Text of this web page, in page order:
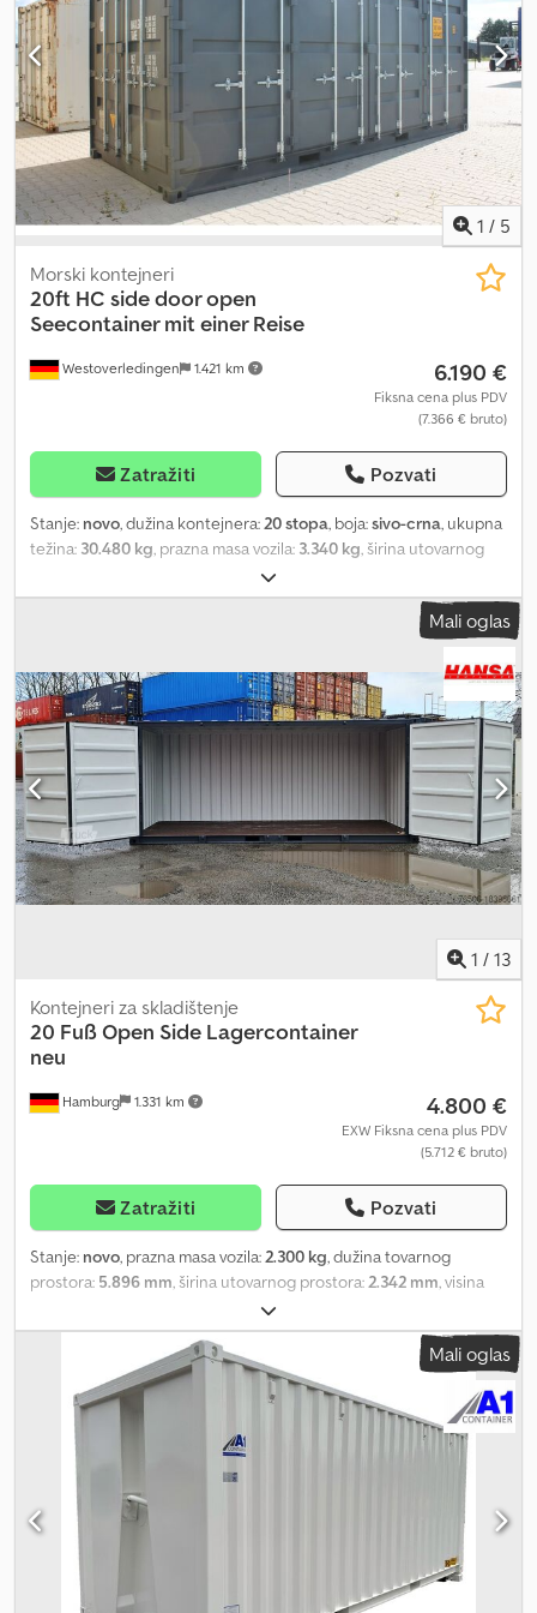
Dimenzije otvora male dvokrilne vrata: Š x V, približno 2,20 m x 2,14
m Dimenzije otvora duže strane: Š x V, približno 5,80 m x 2,14 m
Sopstvena težina: približno 3060 kg, maksimalna nosivost: 27420
kg Izvedba sa džepovima za viljuškar i pocinkovanim šipkama za
zaključavanje. Izgled: „look box“, pod od drveta, unutrašnja boja:
siva Može se slagati do 8 komada, spoljašnja boja: RAL: 7024,
grafitno siva. Cena po dogovoru, uključujući utovar u D-26810
Vestoverledingen. Za upite, molimo da navedete naziv firme i, ako
je potrebno, adresu za isporuku, nakon čega ćemo poslati
1 / 5
Westoverledingen 1.421 km
Morski kontejneri
20ft HC side door open
Seecontainer mit einer Reise
6.190 €
Fiksna cena plus PDV
(7.366 € bruto)
Zatražiti Pozvati
Stanje: novo, dužina kontejnera:20 stopa, boja:sivo-crna, ukupna
težina: 30.480 kg, prazna masa vozila: 3.340 kg, širina utovarnog
, dužina tovarnog prostora:
tovarnog prostora:2.900 mm, 20 ft. HC kontejner sa bočnim
vratima, kao nov, korišćen za jedno pomorsko putovanje. Zbog
ogrebotine. Jedna kratka i jedna duga strana su otvarajuće.
Spoljašnje dimenzije: približno D x Š x V 6,06 m x 2,44 m x 2,90 m
Unutrašnje dimenzije: približno D x Š x V 5,89 m x 2,28 m x 2,69 m
Dimenzije otvora malih dvokrilnih vrata Š x V približno 2,20 m x 2,14
m Otvor duže strane Š x V približno 5,80 m x 2,14 m Prazna masa
cca 3170 kg, nosivost: 27310 kg Izvedba sa džepovima za viljuškar i
pocinkovanim sigurnosnim šipkama, look box, drveni pod,
unutrašnja boja: siva Može se slagati do 8 nivoa, spoljašnja boja:
RAL 7024 grafitno siva Kupoprodajna cena franko utovar D-26810
Westoverledingen. Cjdpfeiltw Uox Aaxjrf Kod upita molimo da
Mali oglas
1 / 13
Hamburg 1.331 km
Kontejneri za skladištenje
20 Fuß Open Side Lagercontainer
neu
4.800 €
EXW Fiksna cena plus PDV
(5.712 € bruto)
Zatražiti Pozvati
Stanje: novo, prazna masa vozila: 2.300 kg, dužina tovarnog
prostora: 5.896 mm , širina utovarnog prostora: 2.342 mm , visina
, zapremina tovarnog prostora:
m³, ukupna dužina:6.058 mm, ukupna širina:2.438 mm, ukupna
, boja: sivo-crna 2025, dužina
kontejnera:20 stopa, širina otvora vrata:5.498 mm
2.297 mm , unutrašnja visina: 2.397 mm, unutrašnja dužina:
5.896 mm
, unutrašnja širina:2.342 mm
, KONTEJNERI ZA
SKLADIŠTENJE svih veličina i tipova, NOVI I POLOVNI Direktno od
specijaliste! 20-stopni Open Side kontejner za skladištenje /
kontejner sa bočnim vratima Proizvodnja EU, nov Boje: RAL7016
Antracit siva / RAL7035 Svetlo siva / RAL5010 Plavo encijan -
moguće i druge boje FOT magacin Hamburg / Dostava uz doplatu
USLOVI PLAĆANJA: 100% avans po fakturi sa iskazanim PDV-om.
Mali oglas